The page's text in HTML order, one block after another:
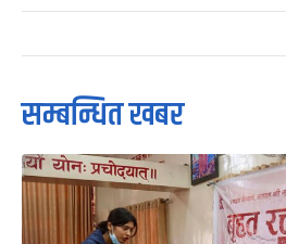
सम्बन्धित खबर